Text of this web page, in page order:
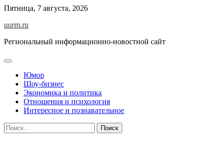
Skip
content
Пятница, 7 августа, 2026
uurm.ru
Региональный информационно-новостной сайт
Юмор
Шоу-бизнес
Экономика и политика
Отношения и психология
Интересное и познавательное
Найти: